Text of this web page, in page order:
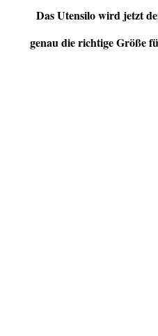
Das Utensilo wird jetzt
genau die richtige Größe